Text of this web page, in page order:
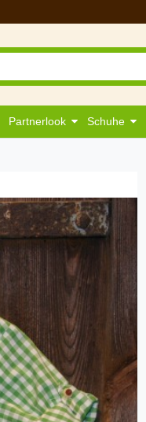
Partnerlook Schuhe